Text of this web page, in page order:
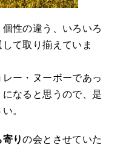
性の違う、いろいろ
て取り揃えていま
ー・ヌーボーであっ
なると思うので、是
。
寄りの会とさせていた